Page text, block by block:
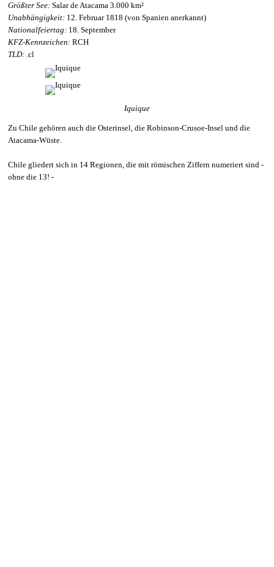
Größter See: Salar de Atacama 3.000 km²
Unabhängigkeit: 12. Februar 1818 (von Spanien anerkannt)
Nationalfeiertag: 18. September
KFZ-Kennzeichen: RCH
TLD: .cl
Iquique
Zu Chile gehören auch die Osterinsel, die Robinson-Crusoe-Insel und die
Atacama-Wüste.
Chile gliedert sich in 14 Regionen, die mit römischen Ziffern numeriert sind -
ohne die 13! -